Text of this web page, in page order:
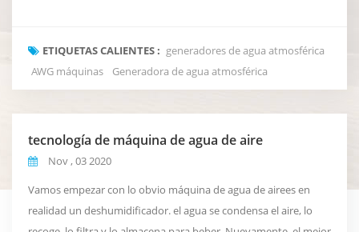
produce agua a partir de el aire a través de procesos
patentados.El rendimiento óptimo de la máquina requiere
ETIQUETAS CALIENTES : generadores de agua atmosférica
AWG máquinas
Generadora de agua atmosférica
tecnología de máquina de agua de aire
Nov , 03 2020
Vamos empezar con lo obvio máquina de agua de airees en
realidad un deshumidificador. el agua se condensa el aire, lo